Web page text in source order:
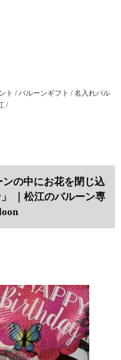
ト / バルーンギフト / 名入れバル
/
ンの中にお花を閉じ込
｜松江のバルーン専